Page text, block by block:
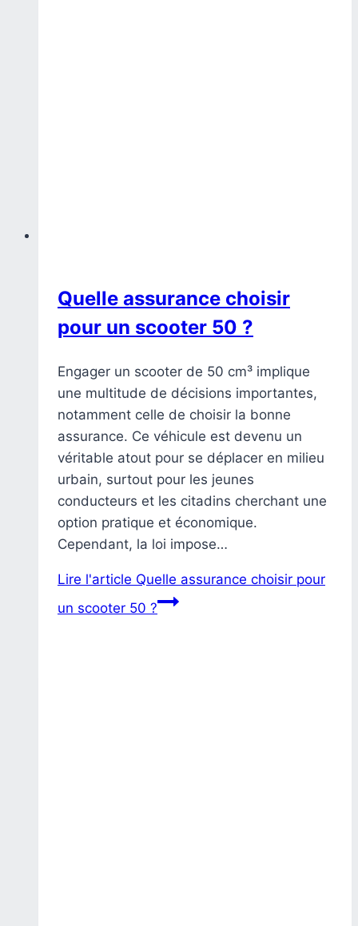
Quelle assurance choisir
pour un scooter 50 ?
Engager un scooter de 50 cm³ implique
une multitude de décisions importantes,
notamment celle de choisir la bonne
assurance. Ce véhicule est devenu un
véritable atout pour se déplacer en milieu
urbain, surtout pour les jeunes
conducteurs et les citadins cherchant une
option pratique et économique.
Cependant, la loi impose…
Lire l'article Quelle assurance choisir pour
un scooter 50 ?